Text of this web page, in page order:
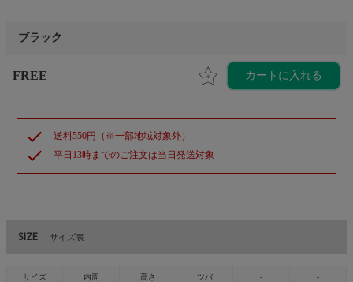
ブラック
FREE カートに入れる
check 送料550円（※一部地域対象外）
check 平日13時までのご注文は当日発送対象
SIZE サイズ表
サイズ 内周 高さ ツバ - -